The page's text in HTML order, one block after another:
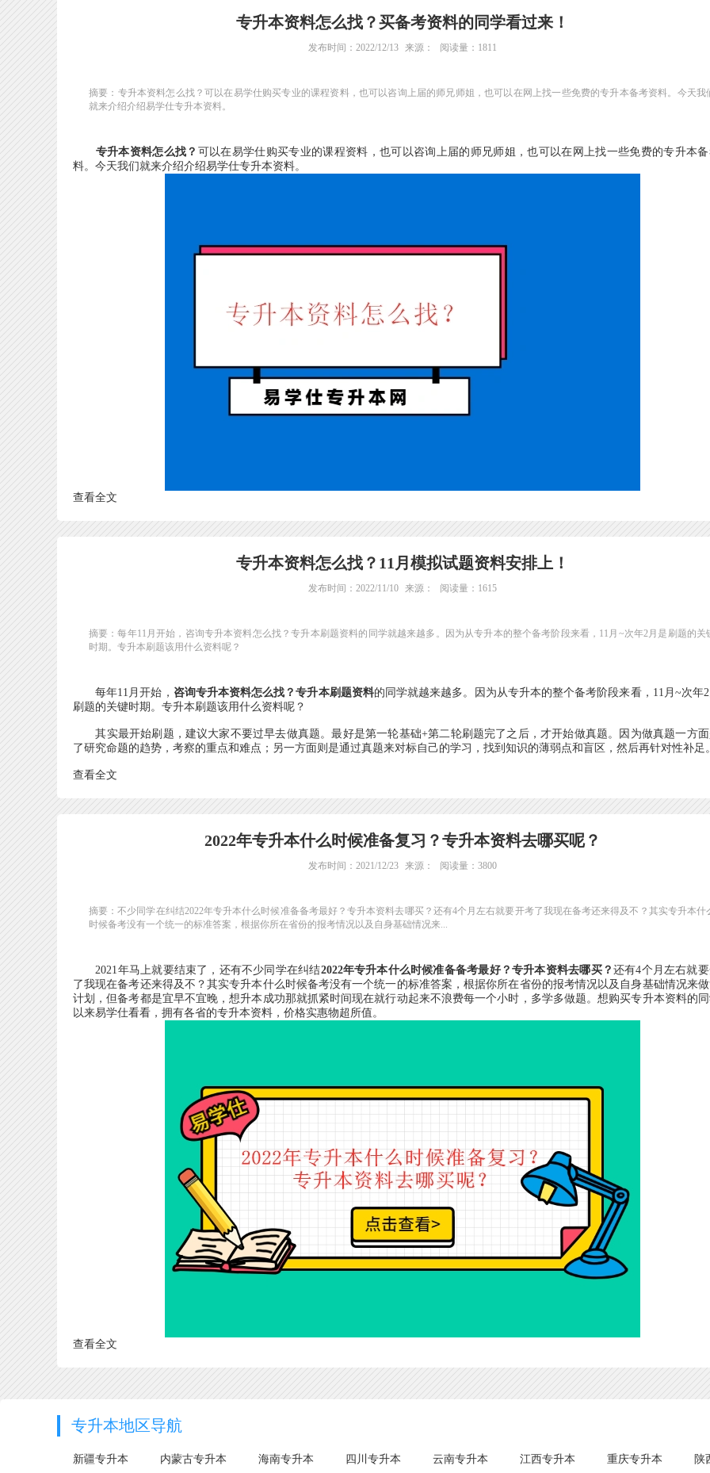
专升本资料怎么找？买备考资料的同学看过来！
发布时间：2022/12/13 来源： 阅读量：1811
摘要：专升本资料怎么找？可以在易学仕购买专业的课程资料，也可以咨询上届的师兄师姐，也可以在网上找一些免费的专升本备考资料。今天我
就来介绍介绍易学仕专升本资料。
专升本资料怎么找？ 可以在易学仕购买专业的课程资料，也可以咨询上届的师兄师姐，也可以在网上找一些免费的专升本
料。今天我们就来介绍介绍易学仕专升本资料。
查看全文
专升本资料怎么找？11月模拟试题资料安排上！
发布时间：2022/11/10 来源： 阅读量：1615
摘要：每年11月开始，咨询专升本资料怎么找？专升本刷题资料的同学就越来越多。因为从专升本的整个备考阶段来看，11月~次年2月是刷题的关
时期。专升本刷题该用什么资料呢？
每年11月开始， 咨询专升本资料怎么找？专升本刷题资料的同学就越来越多。因为从专升本的整个备考阶段来看，11月~次年
刷题的关键时期。专升本刷题该用什么资料呢？
其实最开始刷题，建议大家不要过早去做真题。最好是第一轮基础+第二轮刷题完了之后，才开始做真题。因为做真题一方
了研究命题的趋势，考察的重点和难点；另一方面则是通过真题来对标自己的学习，找到知识的薄弱点和盲区，然后再针对性补足
查看全文
2022年专升本什么时候准备复习？专升本资料去哪买呢？
发布时间：2021/12/23 来源： 阅读量：3800
摘要：不少同学在纠结2022年专升本什么时候准备备考最好？专升本资料去哪买？还有4个月左右就要开考了我现在备考还来得及不？其实专升本什
时候备考没有一个统一的标准答案，根据你所在省份的报考情况以及自身基础情况来...
2021年马上就要结束了，还有不少同学在纠结2022年专升本什么时候准备备考最好？专升本资料去哪买？ 还有4个月左右就
了我现在备考还来得及不？其实专升本什么时候备考没有一个统一的标准答案，根据你所在省份的报考情况以及自身基础情况来
计划，但备考都是宜早不宜晚，想升本成功那就抓紧时间现在就行动起来不浪费每一个小时，多学多做题。想购买专升本资料的
以来易学仕看看，拥有各省的专升本资料，价格实惠物超所值。
查看全文
专升本地区导航
新疆专升本 内蒙古专升本 海南专升本 四川专升本 云南专升本 江西专升本 重庆专升本 陕